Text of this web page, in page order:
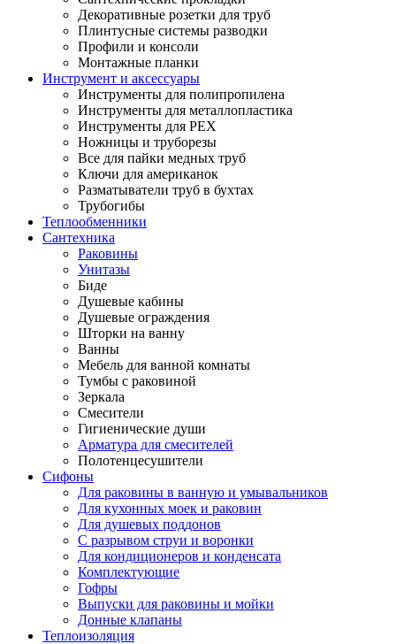
Декоративные розетки для труб
Плинтусные системы разводки
Профили и консоли
Монтажные планки
Инструмент и аксессуары
Инструменты для полипропилена
Инструменты для металлопластика
Инструменты для PEX
Ножницы и труборезы
Все для пайки медных труб
Ключи для американок
Разматыватели труб в бухтах
Трубогибы
Теплообменники
Сантехника
Раковины
Унитазы
Биде
Душевые кабины
Душевые ограждения
Шторки на ванну
Ванны
Мебель для ванной комнаты
Тумбы с раковиной
Зеркала
Смесители
Гигиенические души
Арматура для смесителей
Полотенцесушители
Сифоны
Для раковины в ванную и умывальников
Для кухонных моек и раковин
Для душевых поддонов
С разрывом струи и воронки
Для кондиционеров и конденсата
Комплектующие
Гофры
Выпуски для раковины и мойки
Донные клапаны
Теплоизоляция